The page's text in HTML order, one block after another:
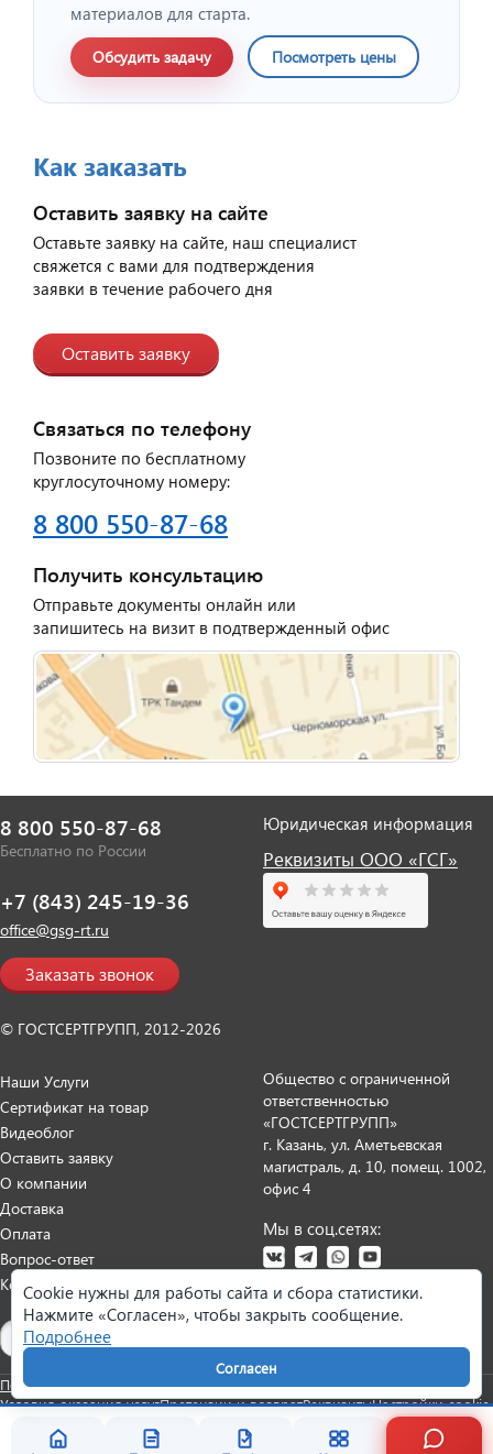
материалов для старта.
Обсудить задачу Посмотреть цены
Как заказать
Оставить заявку на сайте
Оставьте заявку на сайте, наш специалист
свяжется с вами для подтверждения
заявки в течение рабочего дня
Оставить заявку
Связаться по телефону
Позвоните по бесплатному
круглосуточному номеру:
8 800 550-87-68
Получить консультацию
Отправьте документы онлайн или
запишитесь на визит в подтвержденный офис
8 800 550-87-68
Бесплатно по России
+7 (843) 245-19-36
office@gsg-rt.ru
Заказать звонок
© ГОСТСЕРТГРУПП, 2012-2026
Юридическая информация
Реквизиты ООО «ГСГ»
Наши Услуги
Сертификат на товар
Видеоблог
Оставить заявку
О компании
Доставка
Оплата
Вопрос-ответ
Контакты
Общество с ограниченной
ответственностью
«ГОСТСЕРТГРУПП»
г. Казань, ул. Аметьевская
магистраль, д. 10, помещ. 1002,
офис 4
Мы в соц.сетях:
Политика персональных данныхСогласие на обработку данных
Условия оказания услугПретензии и возвратРеквизитыНастройки cookie
Cookie нужны для работы сайта и сбора статистики.
Нажмите «Согласен», чтобы закрыть сообщение.
Подробнее
Согласен